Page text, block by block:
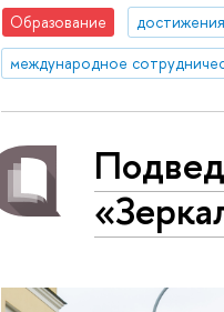
Образование достижения
международное